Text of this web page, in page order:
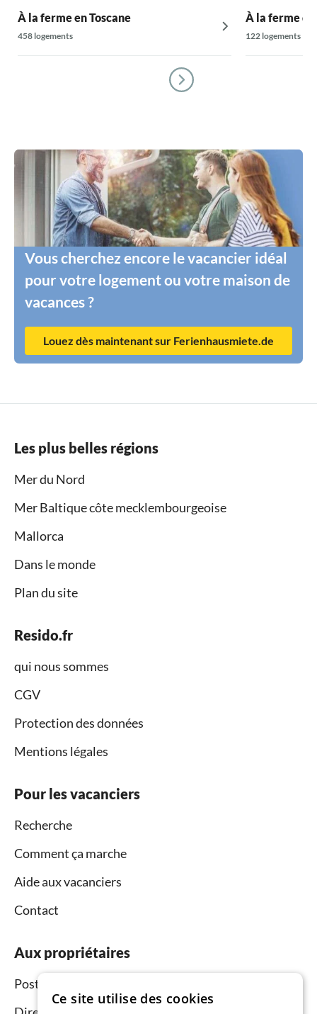
À la ferme en Toscane
458 logements
À la ferme
122 logements
Vous cherchez encore le vacancier idéal
pour votre logement ou votre maison de
vacances ?
Louez dès maintenant sur Ferienhausmiete.de
Les plus belles régions
Mer du Nord
Mer Baltique côte mecklembourgeoise
Mallorca
Dans le monde
Plan du site
Resido.fr
qui nous sommes
CGV
Protection des données
Mentions légales
Pour les vacanciers
Recherche
Comment ça marche
Aide aux vacanciers
Contact
Aux propriétaires
Postez et louez
Ce site utilise des cookies